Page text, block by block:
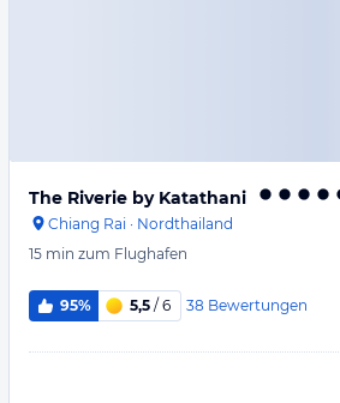
The Riverie by Katathani
Chiang Rai · Nordthailand
15 min zum Flughafen
95% 5,5 / 6 38 Bewertungen